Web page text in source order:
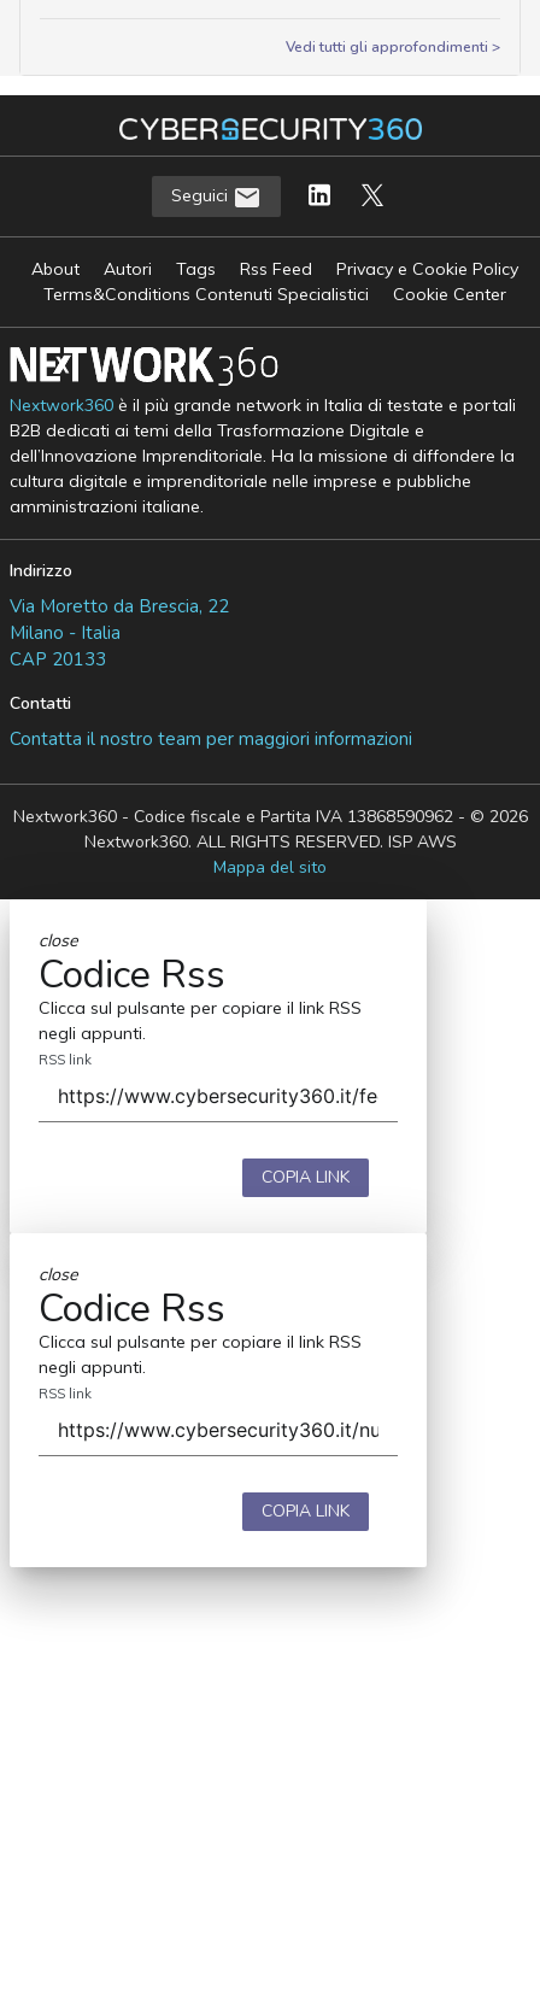
Vedi tutti gli approfondimenti >
Seguici
About Autori Tags Rss Feed
Privacy e Cookie Policy
Terms&Conditions Contenuti Specialistici
Cookie Center
Nextwork360è il più grande network in Italia di testate e portali
B2B dedicati ai temi della Trasformazione Digitale e
dell’Innovazione Imprenditoriale. Ha la missione di diffondere la
cultura digitale e imprenditoriale nelle imprese e pubbliche
amministrazioni italiane.
Indirizzo
Via Moretto da Brescia, 22
Milano - Italia
CAP 20133
Contatti
Contatta il nostro team per maggiori informazioni
Nextwork360 - Codice fiscale e Partita IVA 13868590962 - © 2026
Nextwork360. ALL RIGHTS RESERVED. ISP AWS
Mappa del sito
close
Codice Rss
Clicca sul pulsante per copiare il link RSS
negli appunti.
RSS link
COPIA LINK
close
Codice Rss
Clicca sul pulsante per copiare il link RSS
negli appunti.
RSS link
COPIA LINK